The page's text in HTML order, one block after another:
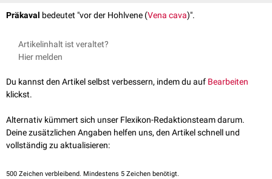
Präkaval bedeutet "vor der Hohlvene (Vena cava)".
Artikelinhalt ist veraltet?
Hier melden
Du kannst den Artikel selbst verbessern, indem du auf Bearbeiten
klickst.
Alternativ kümmert sich unser Flexikon-Redaktionsteam darum.
Deine zusätzlichen Angaben helfen uns, den Artikel schnell und
vollständig zu aktualisieren:
500 Zeichen verbleibend. Mindestens 5 Zeichen benötigt.